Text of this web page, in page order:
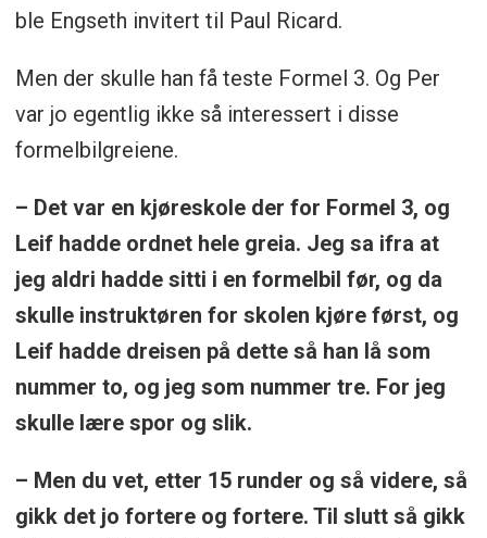
ble Engseth invitert til Paul Ricard.
Men der skulle han få teste Formel 3. Og Per
var jo egentlig ikke så interessert i disse
formelbilgreiene.
– Det var en kjøreskole der for Formel 3, og
Leif hadde ordnet hele greia. Jeg sa ifra at
jeg aldri hadde sitti i en formelbil før, og da
skulle instruktøren for skolen kjøre først, og
Leif hadde dreisen på dette så han lå som
nummer to, og jeg som nummer tre. For jeg
skulle lære spor og slik.
– Men du vet, etter 15 runder og så videre, så
gikk det jo fortere og fortere. Til slutt så gikk